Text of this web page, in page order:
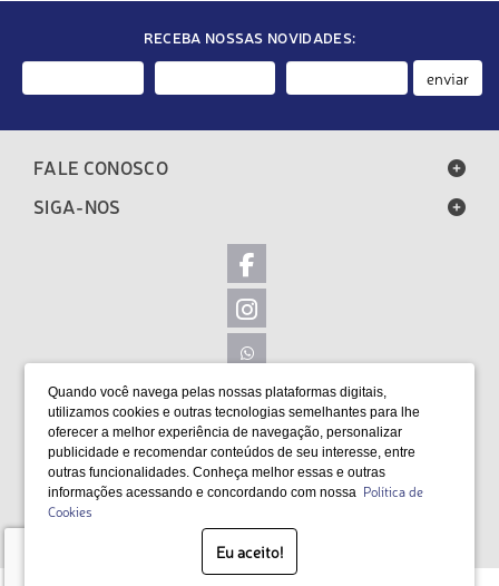
Quando você navega pelas nossas plataformas digitais,
utilizamos cookies e outras tecnologias semelhantes para lhe
oferecer a melhor experiência de navegação, personalizar
publicidade e recomendar conteúdos de seu interesse, entre
outras funcionalidades. Conheça melhor essas e outras
informações acessando e concordando com nossa Política de
Cookies
Eu aceito!
RECEBA NOSSAS NOVIDADES:
enviar
FALE CONOSCO
SIGA-NOS
LOCALIZAÇÃO
FORMAS DE PAGAMENTO